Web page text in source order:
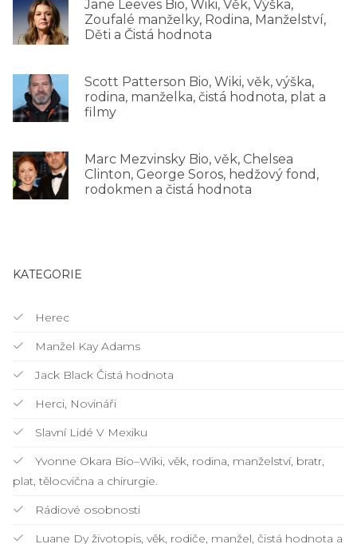
Jane Leeves Bio, Wiki, Věk, Výška,
Zoufalé manželky, Rodina, Manželství,
Děti a Čistá hodnota
Scott Patterson Bio, Wiki, věk, výška,
rodina, manželka, čistá hodnota, plat a
filmy
Marc Mezvinsky Bio, věk, Chelsea
Clinton, George Soros, hedžový fond,
rodokmen a čistá hodnota
KATEGORIE
Herec
Manžel Kay Adams
Jack Black Čistá hodnota
Herci, Novináři
Slavní Lidé V Mexiku
Yvonne Okara Bio–Wiki, věk, rodina, manželství, bratr,
plat, tělocvična a chirurgie.
Rádiové osobnosti
Luane Dy životopis, věk, rodiče, manžel, čistá hodnota a